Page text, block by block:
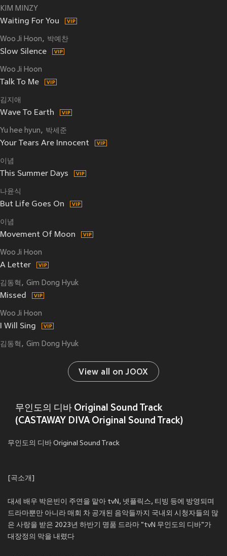
KIM MINZY
Waiting For You
Woo Ji Hoon 박예찬
Slow Silence
Woo Ji Hoon
Talk To Me
김지애
Wave To Earth
Yu hee hyun 박세준
Your Tears Are Innocent
이념
This Summer Days
나윤식
But Life Goes On
이념
Movement Of Moon
Woo Ji Hoon
A Letter
김동혁 Gim Dong Hyuk
Missed
Woo Ji Hoon
I Will Sing
김동혁 Gim Dong Hyuk
View all on JOOX
무인도의 디바 Original Sound Track
(CASTAWAY DIVA Original Sound Track)
무인도의 디바 Original Sound Track
[곡소개]
대세 배우 박은빈이 주연을 맡아 tvN, 넷플릭스, 티빙 등에 방영되며
드라마뿐만 아니라 매회 차 공개된 음악들까지 국내외 시청자들의 많
은 사랑을 받은 2023년 하반기 명품 드라마 "tvN 무인도의 디바"가
대장정의 막을 내렸다